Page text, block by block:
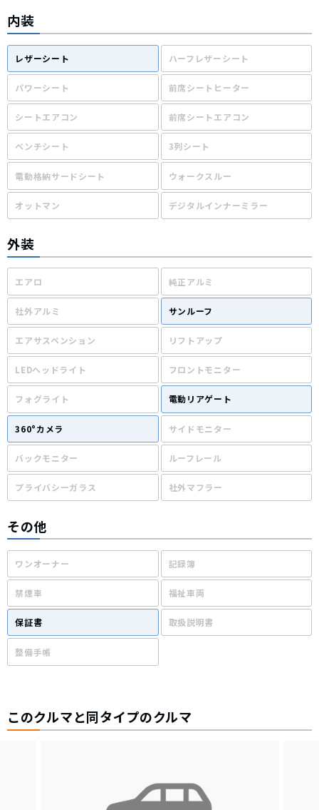
内装
レザーシート ハーフレザーシート
パワーシート 前席シートヒーター
シートエアコン 前席シートエアコン
ベンチシート 3列シート
電動格納サードシート ウォークスルー
オットマン デジタルインナーミラー
外装
エアロ 純正アルミ
社外アルミ サンルーフ
エアサスペンション リフトアップ
LEDヘッドライト フロントモニター
フォグライト 電動リアゲート
360°カメラ サイドモニター
バックモニター ルーフレール
プライバシーガラス 社外マフラー
その他
ワンオーナー 記録簿
禁煙車 福祉車両
保証書 取扱説明書
整備手帳
このクルマと同タイプのクルマ